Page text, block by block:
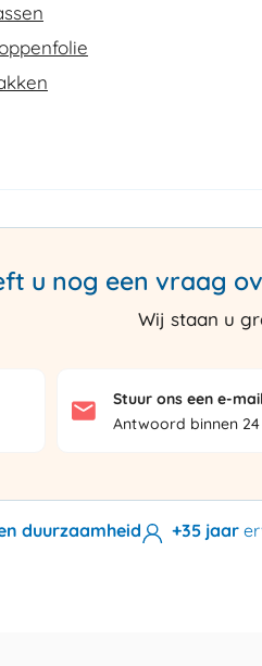
u nog een vraag
Wij staan u
Stuur ons een e-mail
Antwoord binnen
duurzaamheid +35 jaar